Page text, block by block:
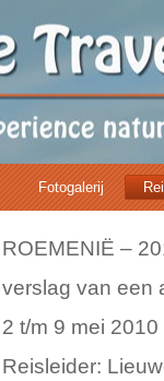
Fotogalerij
ROEMENIË –
verslag van een
2 t/m 9 mei 2010
Reisleider: